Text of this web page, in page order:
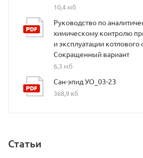
10,4 мб
Руководство по
химическому контролю
и эксплуатации
Сокращенный вариант
6,3 мб
Сан-эпид УО_03-23
368,9 кб
Статьи